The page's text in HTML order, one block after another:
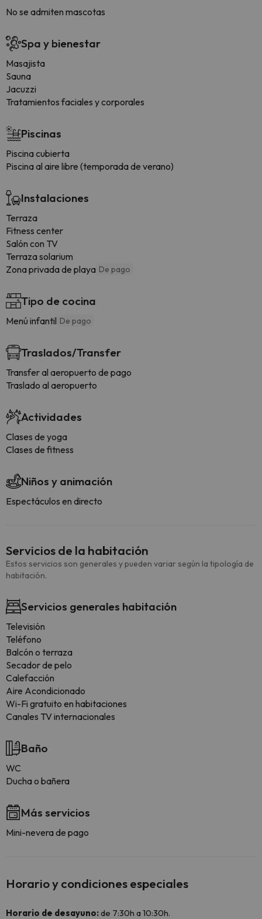
No se admiten mascotas
Spa y bienestar
Masajista
Sauna
Jacuzzi
Tratamientos faciales y corporales
Piscinas
Piscina cubierta
Piscina al aire libre (temporada de verano)
Instalaciones
Terraza
Fitness center
Salón con TV
Terraza solarium
Zona privada de playa De pago
Tipo de cocina
Menú infantil De pago
Traslados/Transfer
Transfer al aeropuerto de pago
Traslado al aeropuerto
Actividades
Clases de yoga
Clases de fitness
Niños y animación
Espectáculos en directo
Servicios de la habitación
Estos servicios son generales y pueden variar según la tipología de
habitación.
Servicios generales habitación
Televisión
Teléfono
Balcón o terraza
Secador de pelo
Calefacción
Aire Acondicionado
Wi-Fi gratuito en habitaciones
Canales TV internacionales
Baño
WC
Ducha o bañera
Más servicios
Mini-nevera de pago
Horario y condiciones especiales
Horario de desayuno:de 7:30h a 10:30h.